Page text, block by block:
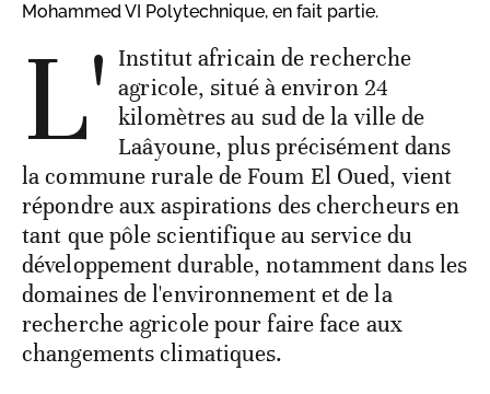
Mohammed VI Polytechnique, en fait partie.
L' Institut africain de recherche
agricole, situé à environ 24
kilomètres au sud de la ville de
Laâyoune, plus précisément dans
la commune rurale de Foum El Oued, vient
répondre aux aspirations des chercheurs en
tant que pôle scientifique au service du
développement durable, notamment dans les
domaines de l'environnement et de la
recherche agricole pour faire face aux
changements climatiques.